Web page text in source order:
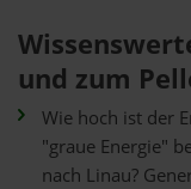
und zum
Wie hoch ist der
"graue Energie"
nach Linau?